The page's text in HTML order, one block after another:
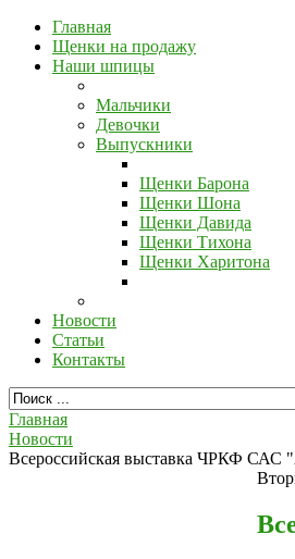
Главная
Щенки на продажу
Наши шпицы
Мальчики
Девочки
Выпускники
Щенки Барона
Щенки Шона
Щенки Давида
Щенки Тихона
Щенки Харитона
Новости
Статьи
Контакты
Главная
Новости
Всероссийская выставка ЧРКФ САС